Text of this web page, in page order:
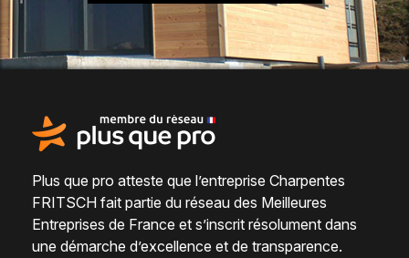
Plus que pro atteste que l’entreprise Charpentes
FRITSCH fait partie du réseau des Meilleures
Entreprises de France et s’inscrit résolument dans
une démarche d’excellence et de transparence.